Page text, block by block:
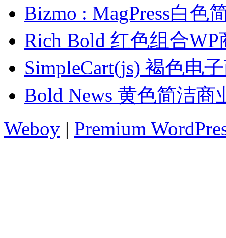
Bizmo : MagPress白色
Rich Bold 红色组合
SimpleCart(js) 褐色电
Bold News 黄色简洁商
Weboy | Premium